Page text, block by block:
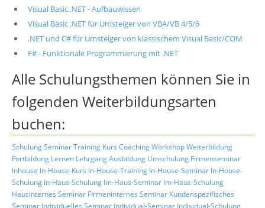
Visual Basic .NET - Aufbauwissen
Visual Basic .NET für Umsteiger von VBA/VB 4/5/6
.NET und C# für Umsteiger von klassischem Visual Basic/COM
F# - Funktionale Programmierung mit .NET
Alle Schulungsthemen können Sie in
folgenden Weiterbildungsarten
buchen:
SchulungSeminarTraining Kurs CoachingWorkshopWeiterbildung
Fortbildung Lernen LehrgangAusbildung Umschulung Firmenseminar
Inhouse In-House-Kurs In-House-Training In-House-Seminar In-House-
Schulung In-Haus-Schulung Im-Haus-Seminar Im-Haus-Schulung
Hausinternes Seminar Firmeninternes Seminar Kundenspezifisches